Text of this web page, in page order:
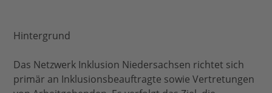
Hintergrund
Das Netzwerk Inklusion Niedersachsen richtet sich
primär an Inklusionsbeauftragte sowie Vertretungen